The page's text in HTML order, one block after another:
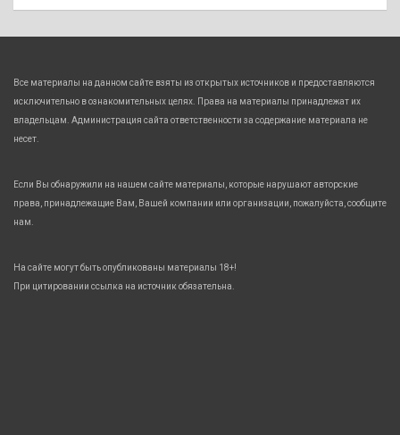
Все материалы на данном сайте взяты из открытых источников и предоставляются
исключительно в ознакомительных целях. Права на материалы принадлежат их
владельцам. Администрация сайта ответственности за содержание материала не
несет.
Если Вы обнаружили на нашем сайте материалы, которые нарушают авторские
права, принадлежащие Вам, Вашей компании или организации, пожалуйста, сообщите
нам.
На сайте могут быть опубликованы материалы 18+!
При цитировании ссылка на источник обязательна.